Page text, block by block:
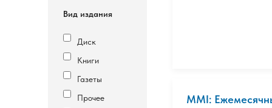
Вид издания
Диск
Книги
Газеты
Прочее
MMI: